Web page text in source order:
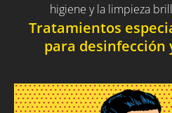
higiene y la limpieza
Tratamientos
para desinfección